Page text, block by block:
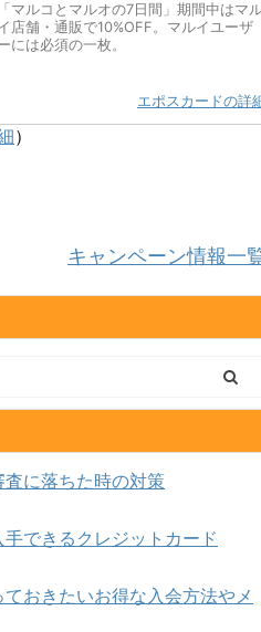
「マルコとマルオの7日間」期間中はマ
店舗・通販で10%OFF。マルイユーザ
には必須の一枚。
エポスカードの詳
）
キャンペーン情報一
に落ちた時の対策
できるクレジットカード
おきたいお得な入会方法やメ